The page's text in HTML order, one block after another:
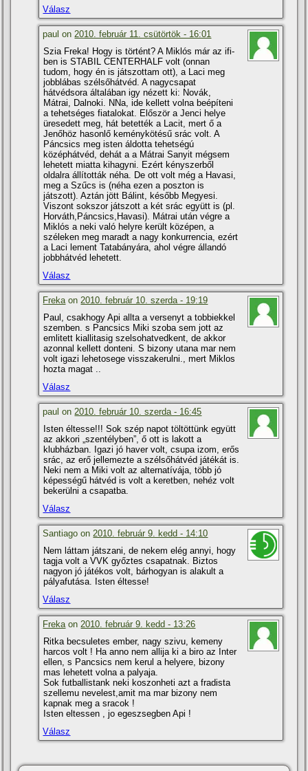
Válasz
paul on2010. február 11. csütörtök - 16:01
Szia Freka! Hogy is történt? A Miklós már az ifi-
ben is STABIL CENTERHALF volt (onnan
tudom, hogy én is játszottam ott), a Laci meg
jobblábas szélsőhátvéd. A nagycsapat
hátvédsora általában igy nézett ki: Novák,
Mátrai, Dalnoki. NNa, ide kellett volna beépí­teni
a tehetséges fiatalokat. Először a Jenci helye
üresedett meg, hát betették a Lacit, mert ő a
Jenőhöz hasonlő keménykötésű srác volt. A
Páncsics meg isten áldotta tehetségú
középhátvéd, dehát a a Mátrai Sanyit mégsem
lehetett miatta kihagyni. Ezért kényszerből
oldalra állí­tották néha. De ott volt még a Havasi,
meg a Szűcs is (néha ezen a poszton is
játszott). Aztán jött Bálint, később Megyesi.
Viszont sokszor játszott a két srác együtt is (pl.
Horváth,Páncsics,Havasi). Mátrai után végre a
Miklós a neki való helyre került középen, a
széleken meg maradt a nagy konkurrencia, ezért
a Laci lement Tatabányára, ahol végre állandó
jobbhátvéd lehetett.
Válasz
Frekaon2010. február 10. szerda - 19:19
Paul, csakhogy Api allta a versenyt a tobbiekkel
szemben. s Pancsics Miki szoba sem jott az
emlitett kiallitasig szelsohatvedkent, de akkor
azonnal kellett donteni. S bizony utana mar nem
volt igazi lehetosege visszakerulni., mert Miklos
hozta magat ..
Válasz
paul on2010. február 10. szerda - 16:45
Isten éltesse!!! Sok szép napot töltöttünk együtt
az akkori „szentélyben”, ő ott is lakott a
klubházban. Igazi jó haver volt, csupa izom, erős
srác, az erő jellemezte a szélsőhátvéd játékát is.
Neki nem a Miki volt az alternatí­vája, több jó
képességű hátvéd is volt a keretben, nehéz volt
bekerülni a csapatba.
Válasz
Santiago on2010. február 9. kedd - 14:10
Nem láttam játszani, de nekem elég annyi, hogy
tagja volt a VVK győztes csapatnak. Biztos
nagyon jó játékos volt, bárhogyan is alakult a
pályafutása. Isten éltesse!
Válasz
Frekaon2010. február 9. kedd - 13:26
Ritka becsuletes ember, nagy szivu, kemeny
harcos volt ! Ha anno nem allija ki a biro az Inter
ellen, s Pancsics nem kerul a helyere, bizony
mas lehetett volna a palyaja.
Sok futballistank neki koszonheti azt a fradista
szellemu nevelest,amit ma mar bizony nem
kapnak meg a sracok !
Isten eltessen , jo egeszsegben Api !
Válasz